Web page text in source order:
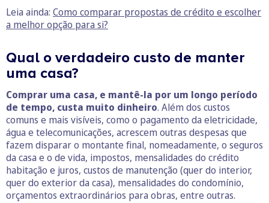
Leia ainda: Como comparar propostas de crédito e escolher
a melhor opção para si?
Qual o verdadeiro custo de manter
uma casa?
Comprar uma casa, e mantê-la por um longo período
de tempo, custa muito dinheiro. Além dos custos
comuns e mais visíveis, como o pagamento da eletricidade,
água e telecomunicações, acrescem outras despesas que
fazem disparar o montante final, nomeadamente, o seguros
da casa e o de vida, impostos, mensalidades do crédito
habitação e juros, custos de manutenção (quer do interior,
quer do exterior da casa), mensalidades do condomínio,
orçamentos extraordinários para obras, entre outras.